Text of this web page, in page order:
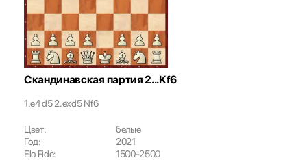
Скандинавская партия 2...Kf6
1.e4 d5 2.exd5 Nf6
Цвет:
белые
Год:
2021
Elo Fide:
1500-2500